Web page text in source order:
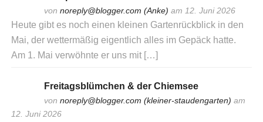
vonnoreply@blogger.com (Anke) am 12. Juni 2026
Heute gibt es noch einen kleinen Gartenrückblick in den
Mai, der wettermäßig eigentlich alles im Gepäck hatte.
Am 1. Mai verwöhnte er uns mit […]
Freitagsblümchen & der Chiemsee
vonnoreply@blogger.com (kleiner-staudengarten) am
12. Juni 2026